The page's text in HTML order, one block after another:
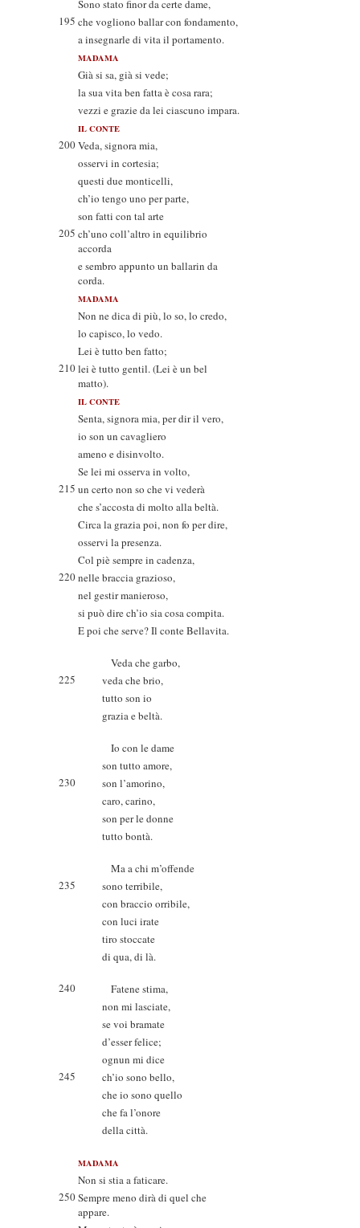
Sono stato finor da certe dame,
195 che vogliono ballar con fondamento,
a insegnarle di vita il portamento.
MADAMA
Già si sa, già si vede;
la sua vita ben fatta è cosa rara;
vezzi e grazie da lei ciascuno impara.
IL CONTE
200Veda, signora mia,
osservi in cortesia;
questi due monticelli,
ch’io tengo uno per parte,
son fatti con tal arte
205 ch’uno coll’altro in equilibrio
accorda
e sembro appunto un ballarin da
corda.
MADAMA
Non ne dica di più, lo so, lo credo,
lo capisco, lo vedo.
Lei è tutto ben fatto;
210lei è tutto gentil. (Lei è un bel
matto).
IL CONTE
Senta, signora mia, per dir il vero,
io son un cavagliero
ameno e disinvolto.
Se lei mi osserva in volto,
215 un certo non so che vi vederà
che s’accosta di molto alla beltà.
Circa la grazia poi, non fo per dire,
osservi la presenza.
Col piè sempre in cadenza,
220nelle braccia grazioso,
nel gestir manieroso,
si può dire ch’io sia cosa compita.
E poi che serve? Il conte Bellavita.
Veda che garbo,
225
veda che brio,
tutto son io
grazia e beltà.
Io con le dame
son tutto amore,
230
son l’amorino,
caro, carino,
son per le donne
tutto bontà.
Ma a chi m’offende
235
sono terribile,
con braccio orribile,
con luci irate
tiro stoccate
di qua, di là.
240
Fatene stima,
non mi lasciate,
se voi bramate
d’esser felice;
ognun mi dice
245
ch’io sono bello,
che io sono quello
che fa l’onore
della città.
MADAMA
Non si stia a faticare.
250Sempre meno dirà di quel che
appare.